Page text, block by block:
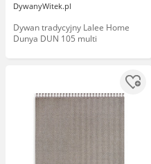
DywanyWitek.pl
Dywan tradycyjny Lalee Home
Dunya DUN 105 multi